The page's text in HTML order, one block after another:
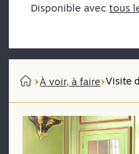
Disponible avectous
À voir, à faire Visite